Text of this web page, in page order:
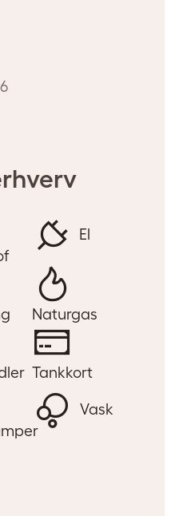
El
Naturgas
Tankkort
Vask